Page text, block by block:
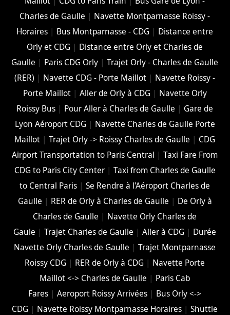
Charles de Gaulle | Navette Montparnasse Roissy -
Horaires | Bus Montparnasse - CDG | Distance entre
Orly et CDG | Distance entre Orly et Charles de
Gaulle | Paris CDG Orly |Trajet Orly - Charles de Gaulle
(RER) | Navette CDG - Porte Maillot | Navette Roissy -
Porte Maillot| Aller de Orly à CDG | Navette Orly
Roissy Bus | Pour Aller à Charles de Gaulle | Gare de
Lyon Aéroport CDG | Navette Charles de Gaulle Porte
Maillot |Trajet Orly -> Roissy Charles de Gaulle | CDG
Airport Transportation to Paris Central |Taxi Fare From
CDG to Paris City Center| Taxi from Charles de Gaulle
to Central Paris |Se Rendre à l'Aéroport Charles de
Gaulle | RER de Orly à Charles de Gaulle | De Orly à
Charles de Gaulle | Navette Orly Charles de
Gaule |Trajet Charles de Gaulle |Aller à CDG | Durée
Navette Orly Charles de Gaulle |Trajet Montparnasse
Roissy CDG | RER de Orly à CDG | Navette Porte
Maillot <-> Charles de Gaulle | Paris Cab
Fares |Aeroport Roissy Arrivées | Bus Orly <->
CDG | Navette Roissy Montparnasse Horaires |Shuttle